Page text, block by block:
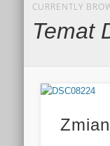
CURRENTLY
Temat